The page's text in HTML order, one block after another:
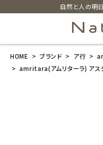
自然と人の明
HOME ブランド ア行
amritara(アムリターラ) アス